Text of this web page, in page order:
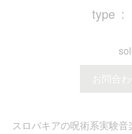
type
お問合
スロバキアの呪術系実験